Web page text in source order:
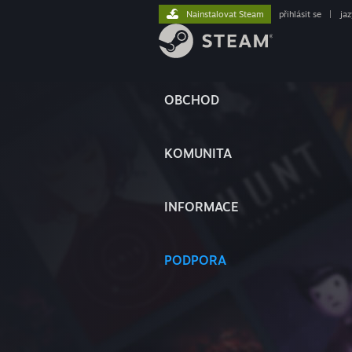
OBCHOD
KOMUNITA
INFORMACE
PODPORA
Nainstalovat Steam přihlásit se